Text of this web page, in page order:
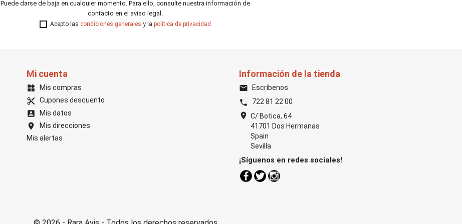
Puede darse de baja en cualquier momento. Para ello, consulte nuestra información de
contacto en el aviso legal.
Acepto las condiciones generales y la política de privacidad
Mi cuenta
widgets Mis compras
content_cut Cupones descuento
account_box Mis datos
location_on
Mis direcciones
Mis alertas
Información de la tienda
email Escríbenos
phone 722 81 22 00
location_on C/ Botica, 64
41701 Dos Hermanas
Spain
Sevilla
¡Síguenos en redes sociales!
Facebook
TwitterInstagram